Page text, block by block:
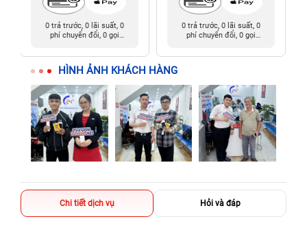
0 trả trước, 0 lãi suất, 0
phí chuyển đổi, 0 gọi
0 trả trước, 0 lãi suất, 0
phí chuyển đổi, 0 gọi
HÌNH ẢNH KHÁCH HÀNG
Chi tiết dịch vụ Hỏi và đáp